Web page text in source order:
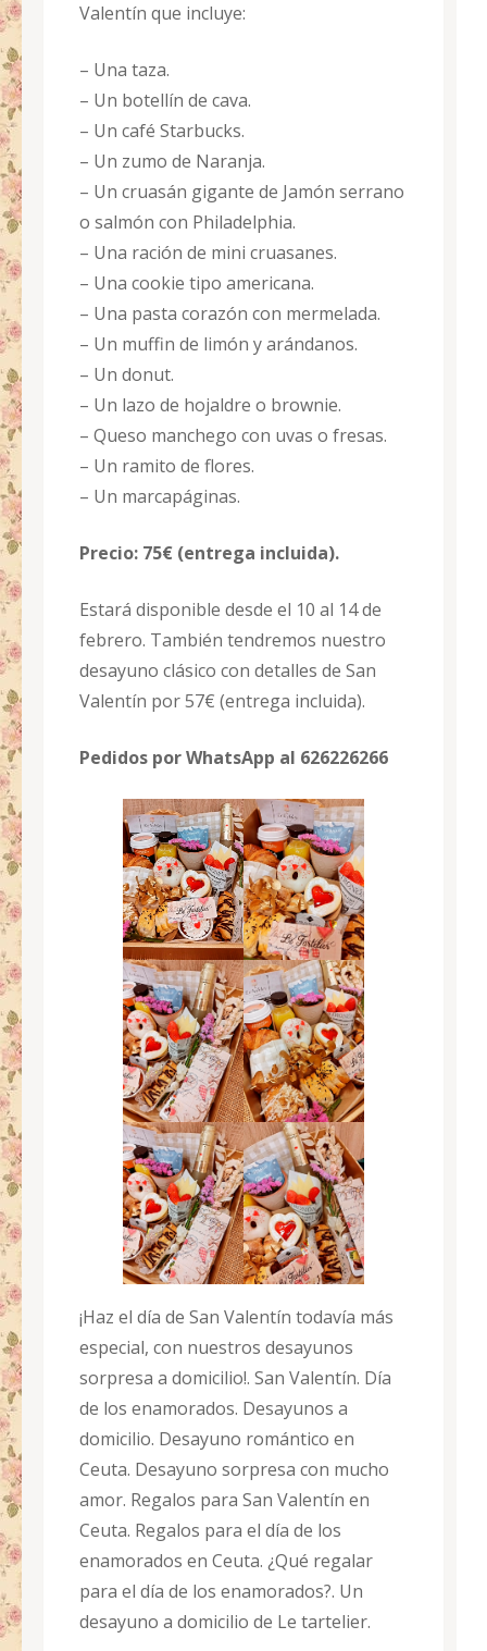
Valentín que incluye:
– Una taza.
– Un botellín de cava.
– Un café Starbucks.
– Un zumo de Naranja.
– Un cruasán gigante de Jamón serrano
o salmón con Philadelphia.
– Una ración de mini cruasanes.
– Una cookie tipo americana.
– Una pasta corazón con mermelada.
– Un muffin de limón y arándanos.
– Un donut.
– Un lazo de hojaldre o brownie.
– Queso manchego con uvas o fresas.
– Un ramito de flores.
– Un marcapáginas.
Precio: 75€ (entrega incluida).
Estará disponible desde el 10 al 14 de
febrero. También tendremos nuestro
desayuno clásico con detalles de San
Valentín por 57€ (entrega incluida).
Pedidos por WhatsApp al 626226266
¡Haz el día de San Valentín todavía más
especial, con nuestros desayunos
sorpresa a domicilio!. San Valentín. Día
de los enamorados. Desayunos a
domicilio. Desayuno romántico en
Ceuta. Desayuno sorpresa con mucho
amor. Regalos para San Valentín en
Ceuta. Regalos para el día de los
enamorados en Ceuta. ¿Qué regalar
para el día de los enamorados?. Un
desayuno a domicilio de Le tartelier.